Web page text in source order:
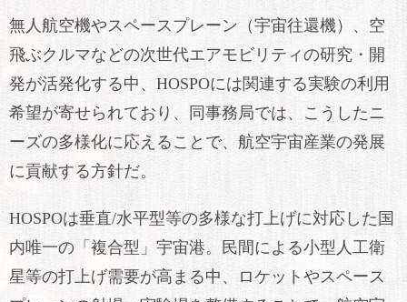
無人航空機やスペースプレーン（宇宙往還機）、空
飛ぶクルマなどの次世代エアモビリティの研究・開
発が活発化する中、HOSPOには関連する実験の利用
希望が寄せられており、同事務局では、こうしたニ
ーズの多様化に応えることで、航空宇宙産業の発展
に貢献する方針だ。
HOSPOは垂直/水平型等の多様な打上げに対応した国
内唯一の「複合型」宇宙港。民間による小型人工衛
星等の打上げ需要が高まる中、ロケットやスペース